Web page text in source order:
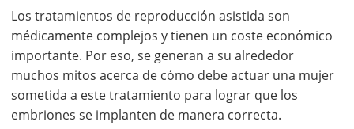
Los tratamientos de reproducción asistida son
médicamente complejos y tienen un coste económico
importante. Por eso, se generan a su alrededor
muchos mitos acerca de cómo debe actuar una mujer
sometida a este tratamiento para lograr que los
embriones se implanten de manera correcta.